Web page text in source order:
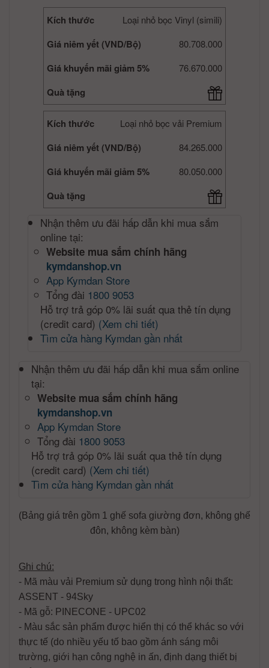
Loại nhỏ bọc Vinyl (simili)
Kích thước
80.708.000
Giá niêm yết (VND/Bộ)
76.670.000
Giá khuyến mãi giảm 5%
Quà tặng
Loại nhỏ bọc vải Premium
Kích thước
84.265.000
Giá niêm yết (VND/Bộ)
80.050.000
Giá khuyến mãi giảm 5%
Quà tặng
Nhận thêm ưu đãi hấp dẫn khi mua sắm
online tại:
Website mua sắm chính hãng
kymdanshop.vn
App Kymdan Store
Tổng đài 1800 9053
Hỗ trợ trả góp 0% lãi suất qua thẻ tín dụng
(credit card) (Xem chi tiết)
Tìm cửa hàng Kymdan gần nhất
Nhận thêm ưu đãi hấp dẫn khi mua sắm online
tại:
Website mua sắm chính hãng
kymdanshop.vn
App Kymdan Store
Tổng đài 1800 9053
Hỗ trợ trả góp 0% lãi suất qua thẻ tín dụng
(credit card) (Xem chi tiết)
Tìm cửa hàng Kymdan gần nhất
(Bảng giá trên gồm 1 ghế sofa giường đơn, không ghế
đôn, không kèm bàn)
Ghi chú:
- Mã màu vải Premium sử dụng trong hình nội thất:
ASSENT - 94Sky
- Mã gỗ: PINECONE - UPC02
- Màu sắc sản phẩm được hiển thị có thể khác so với
thực tế (do nhiều yếu tố bao gồm ánh sáng môi
trường, giới hạn công nghệ in ấn, định dạng thiết bị